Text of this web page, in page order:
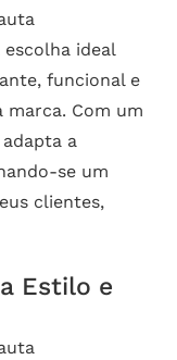
escolha ideal
funcional e
marca. Com um
a
se um
clientes,
Estilo e